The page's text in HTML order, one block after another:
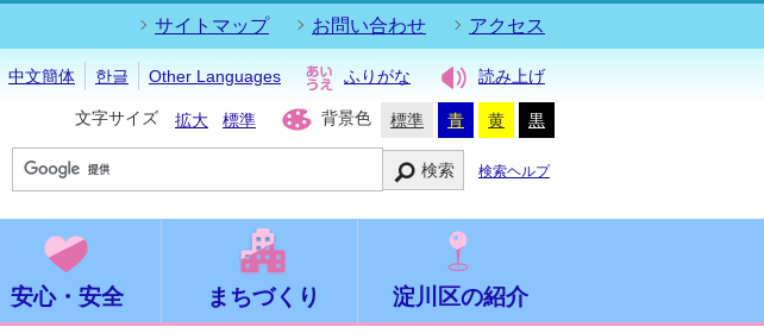
サイトマップ お問い合わせ アクセス
中文簡体 한글 Other Languages ふりがな 読み上げ
文字サイズ 拡大 標準 背景色 標準 青 黄 黒
検索 検索ヘルプ
安心・安全 まちづくり 淀川区の紹介